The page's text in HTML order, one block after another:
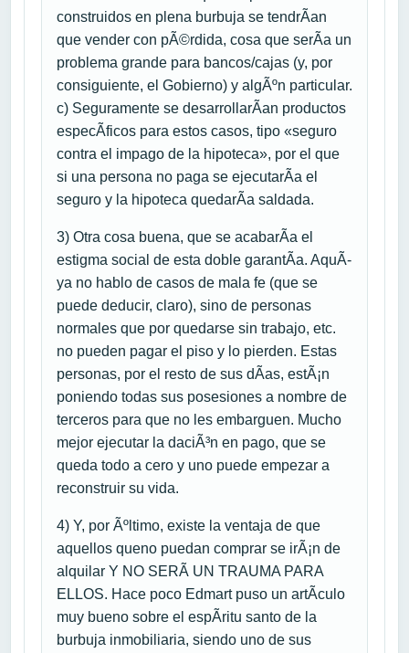
construidos en plena burbuja se tendrÃ­an
que vender con pÃ©rdida, cosa que serÃ­a un
problema grande para bancos/cajas (y, por
consiguiente, el Gobierno) y algÃºn particular.
c) Seguramente se desarrollarÃ­an productos
especÃ­ficos para estos casos, tipo «seguro
contra el impago de la hipoteca», por el que
si una persona no paga se ejecutarÃ­a el
seguro y la hipoteca quedarÃ­a saldada.
3) Otra cosa buena, que se acabarÃ­a el
estigma social de esta doble garantÃ­a. AquÃ­
ya no hablo de casos de mala fe (que se
puede deducir, claro), sino de personas
normales que por quedarse sin trabajo, etc.
no pueden pagar el piso y lo pierden. Estas
personas, por el resto de sus dÃ­as, estÃ¡n
poniendo todas sus posesiones a nombre de
terceros para que no les embarguen. Mucho
mejor ejecutar la daciÃ³n en pago, que se
queda todo a cero y uno puede empezar a
reconstruir su vida.
4) Y, por Ãºltimo, existe la ventaja de que
aquellos queno puedan comprar se irÃ¡n de
alquilar Y NO SERÃ UN TRAUMA PARA
ELLOS. Hace poco Edmart puso un artÃ­culo
muy bueno sobre el espÃ­ritu santo de la
burbuja inmobiliaria, siendo uno de sus